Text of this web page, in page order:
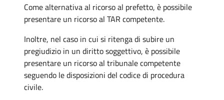
Come alternativa al ricorso al prefetto, è possibile
presentare un ricorso al TAR competente.
Inoltre, nel caso in cui si ritenga di subire un
pregiudizio in un diritto soggettivo, è possibile
presentare un ricorso al tribunale competente
seguendo le disposizioni del codice di procedura
civile.